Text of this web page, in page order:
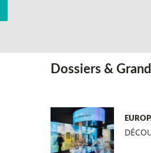
Dossiers &